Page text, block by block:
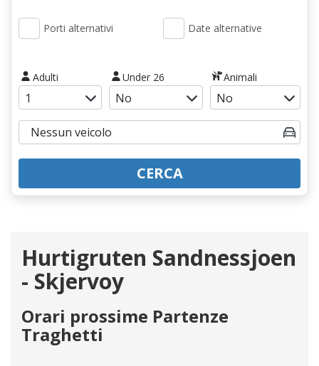
Porti alternativi Date alternative
Adulti Under 26 Animali
CERCA
Hurtigruten Sandnessjoen
- Skjervoy
Orari prossime Partenze
Traghetti